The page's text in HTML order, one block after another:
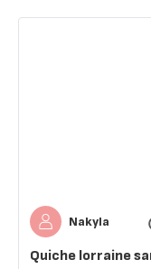
Nakyla
Quiche lorraine